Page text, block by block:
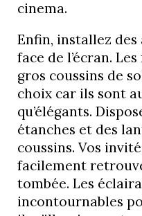
cinema.
Enfin, installez des
face de l’écran.
gros coussins de
choix car ils sont
qu’élégants.
étanches et des
coussins. Vos
facilement
tombée. Les
incontournables